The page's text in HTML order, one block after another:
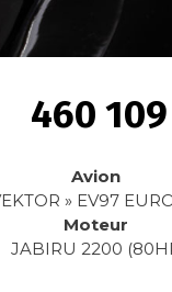
460 109
Avion
» EV97
Moteur
JABIRU 2200